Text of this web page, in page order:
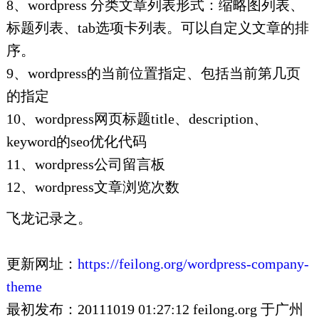
8、wordpress 分类文章列表形式：缩略图列表、
标题列表、tab选项卡列表。可以自定义文章的排
序。
9、wordpress的当前位置指定、包括当前第几页
的指定
10、wordpress网页标题title、description、
keyword的seo优化代码
11、wordpress公司留言板
12、wordpress文章浏览次数
飞龙记录之。
更新网址： https://feilong.org/wordpress-company-
theme
最初发布：20111019 01:27:12 feilong.org 于广州